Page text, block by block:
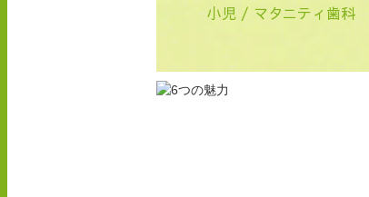
小児 / マタニティ歯科